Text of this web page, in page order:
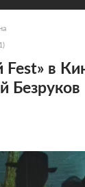
Fest» в
Безруков